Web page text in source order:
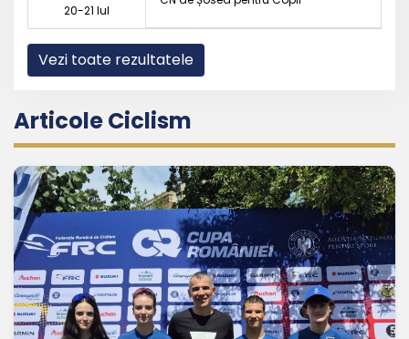
20-21 Iul
Vezi toate rezultatele
Articole Ciclism